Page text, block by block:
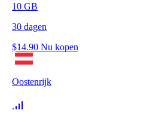
10 GB
30 dagen
$14.90 Nu kopen
Oostenrijk